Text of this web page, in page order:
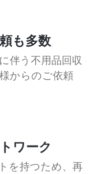
も多数
伴う不用品回収
からのご依頼
ワーク
を持つため、再